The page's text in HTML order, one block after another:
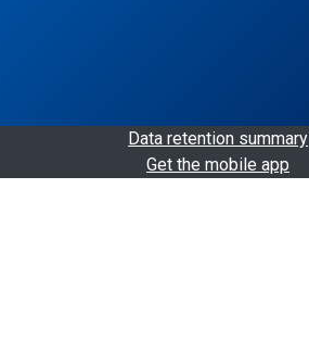
Data retention summary
Get the mobile app